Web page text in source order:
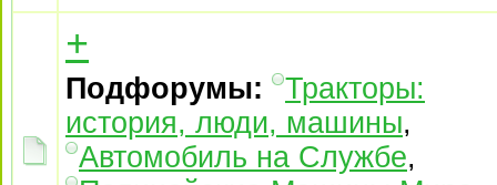
+
Подфорумы:
Тракторы:
история, люди, машины,
Автомобиль на Службе,